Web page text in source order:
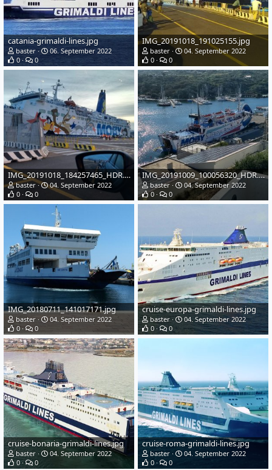
catania-grimaldi-lines.jpg
baster
06. September 2022
0
0
IMG_20191018_191025155.jpg
baster
04. September 2022
0
0
IMG_20191018_184257465_HDR.jpg
baster
04. September 2022
0
0
IMG_20191009_100056320_HDR.jpg
baster
04. September 2022
0
0
IMG_20180711_141017171.jpg
baster
04. September 2022
0
0
cruise-europa-grimaldi-lines.jpg
baster
04. September 2022
0
0
cruise-bonaria-grimaldi-lines.jpg
baster
04. September 2022
0
0
cruise-roma-grimaldi-lines.jpg
baster
04. September 2022
0
0